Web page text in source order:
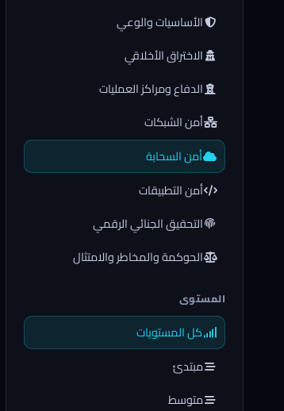
الأساسيات والوعي
الاختراق الأخلاقي
الدفاع ومراكز العمليات
أمن الشبكات
أمن السحابة
أمن التطبيقات
التحقيق الجنائي الرقمي
الحوكمة والمخاطر والامتثال
المستوى
كل المستويات
مبتدئ
متوسط